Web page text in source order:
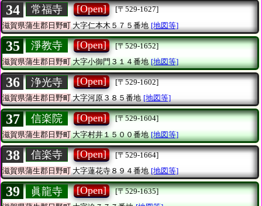
34 常福寺 [Open]
[〒529-1627]
滋賀県蒲生郡日野町 大字仁本木５７５番地 [地図等]
35 淨教寺 [Open]
[〒529-1652]
滋賀県蒲生郡日野町大字小御門３１４番地 [地図等]
36 浄光寺 [Open]
[〒529-1602]
滋賀県蒲生郡日野町大字河原３８５番地 [地図等]
37 信楽院 [Open]
[〒529-1604]
滋賀県蒲生郡日野町大字村井１５００番地 [地図等]
38 信楽寺 [Open]
[〒529-1664]
滋賀県蒲生郡日野町 大字蓮花寺８９４番地 [地図等]
39 眞龍寺 [Open]
[〒529-1635]